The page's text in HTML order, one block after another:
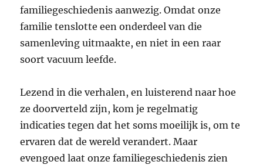
familiegeschiedenis aanwezig. Omdat onze
familie tenslotte een onderdeel van die
samenleving uitmaakte, en niet in een raar
soort vacuum leefde.
Lezend in die verhalen, en luisterend naar hoe
ze doorverteld zijn, kom je regelmatig
indicaties tegen dat het soms moeilijk is, om te
ervaren dat de wereld verandert. Maar
evengoed laat onze familiegeschiedenis zien